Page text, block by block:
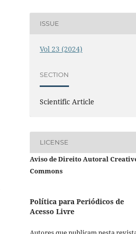
ISSUE
Vol 23 (2024)
SECTION
Scientific Article
LICENSE
Aviso de Direito Autoral
Commons
Política para Periódicos de
Acesso Livre